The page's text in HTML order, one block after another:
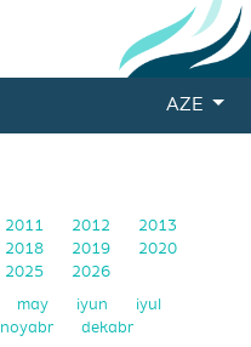
AZE
2011 2012
2013
2018 2019
2020
2025 2026
may iyun
iyul
noyabr dekabr